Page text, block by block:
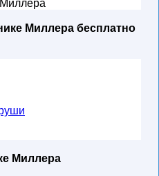
Миллера бесплатно
Миллера